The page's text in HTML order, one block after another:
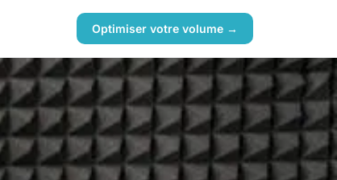
Optimiser votre volume →